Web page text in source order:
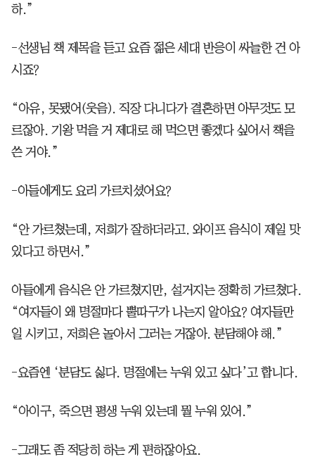
하.”
-선생님 책 제목을 듣고 요즘 젊은 세대 반응이 싸늘한 건 아
시죠?
“아유, 못됐어(웃음). 직장 다니다가 결혼하면 아무것도 모
르잖아. 기왕 먹을 거 제대로 해 먹으면 좋겠다 싶어서 책을
쓴 거야.”
-아들에게도 요리 가르치셨어요?
“안 가르쳤는데, 저희가 잘하더라고. 와이프 음식이 제일 맛
있다고 하면서.”
아들에게 음식은 안 가르쳤지만, 설거지는 정확히 가르쳤다.
“여자들이 왜 명절마다 뿔따구가 나는지 알아요? 여자들만
일 시키고, 저희은 놀아서 그러는 거잖아. 분담해야 해.”
-요즘엔 ‘분담도 싫다. 명절에는 누워 있고 싶다’고 합니다.
“아이구, 죽으면 평생 누워 있는데 뭘 누워 있어.”
-그래도 좀 적당히 하는 게 편하잖아요.